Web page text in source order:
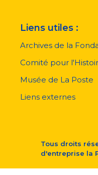
Liens utiles :
Archives de la
Comité pour
Musée de La Poste
Liens externes
Tous droits
d'entreprise la